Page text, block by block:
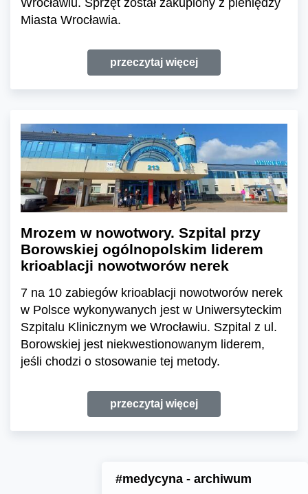
Miasta Wrocławia.
przeczytaj więcej
Mrozem w nowotwory. Szpital przy
Borowskiej ogólnopolskim liderem
krioablacji nowotworów nerek
7 na 10 zabiegów krioablacji nowotworów nerek
w Polsce wykonywanych jest w Uniwersyteckim
Szpitalu Klinicznym we Wrocławiu. Szpital z ul.
Borowskiej jest niekwestionowanym liderem,
jeśli chodzi o stosowanie tej metody.
przeczytaj więcej
#medycyna - archiwum